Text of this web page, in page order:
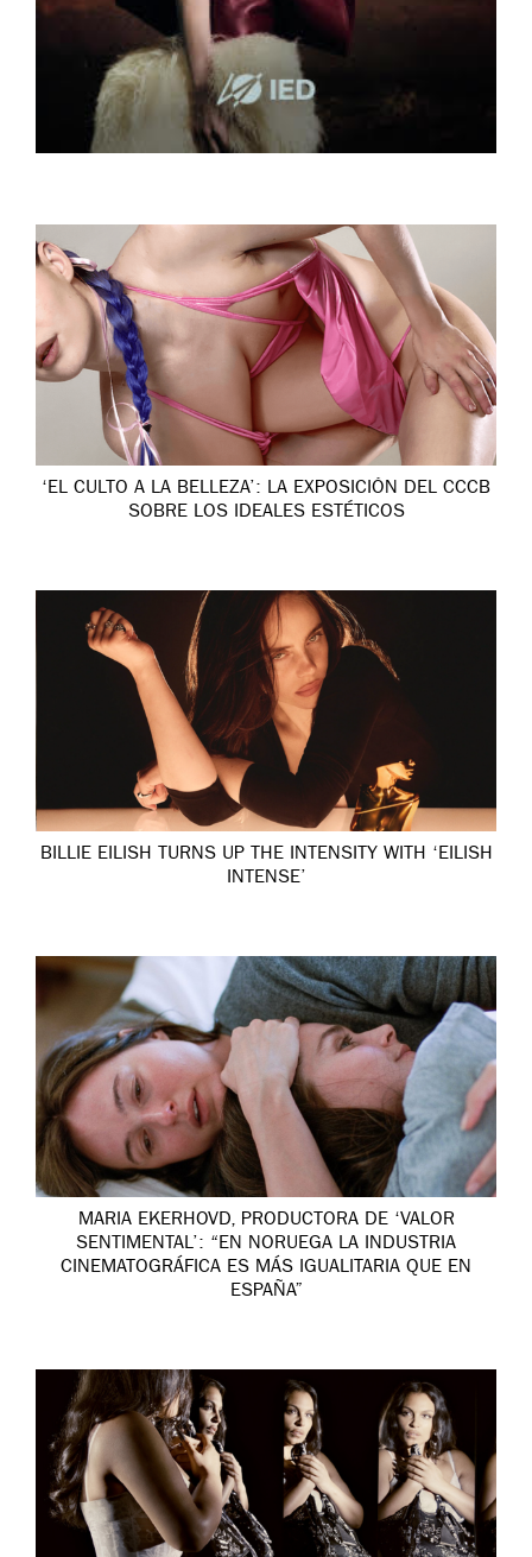
‘EL CULTO A LA BELLEZA’: LA EXPOSICIÓN DEL CCCB
SOBRE LOS IDEALES ESTÉTICOS
BILLIE EILISH TURNS UP THE INTENSITY WITH ‘EILISH
INTENSE’
MARIA EKERHOVD, PRODUCTORA DE ‘VALOR
SENTIMENTAL’: “EN NORUEGA LA INDUSTRIA
CINEMATOGRÁFICA ES MÁS IGUALITARIA QUE EN
ESPAÑA”